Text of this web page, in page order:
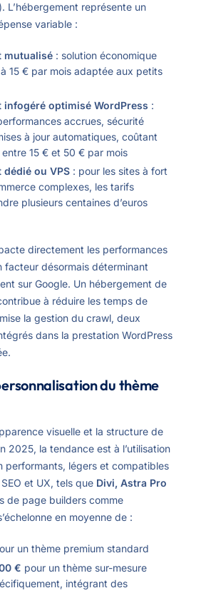
L’hébergement représente un
variable :
mutualisé : solution économique
15 € par mois adaptée aux petits
infogéré optimisé WordPress :
accrues, sécurité
à jour automatiques, coûtant
15 € et 50 € par mois
dédié ou VPS : pour les sites à fort
complexes, les tarifs
plusieurs centaines d’euros
directement les performances
facteur désormais déterminant
sur Google. Un hébergement de
à réduire les temps de
la gestion du crawl, deux
dans la prestation WordPress
du thème
visuelle et la structure de
2025, la tendance est à l’utilisation
performants, légers et compatibles
et UX, tels que Divi, Astra Pro
de page builders comme
en moyenne de :
un thème premium standard
€ pour un thème sur-mesure
intégrant des